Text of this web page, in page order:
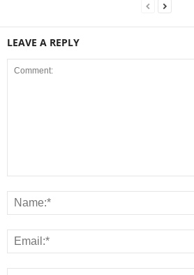
LEAVE A REPLY